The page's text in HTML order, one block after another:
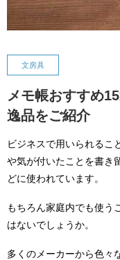
文房具
メモ帳おすすめ
逸品をご紹介
ビジネスで用いられるこ
や気が付いたことを書き
どに使われています。
もちろん家庭内でも使う
はないでしょうか。
多くのメーカーから色々